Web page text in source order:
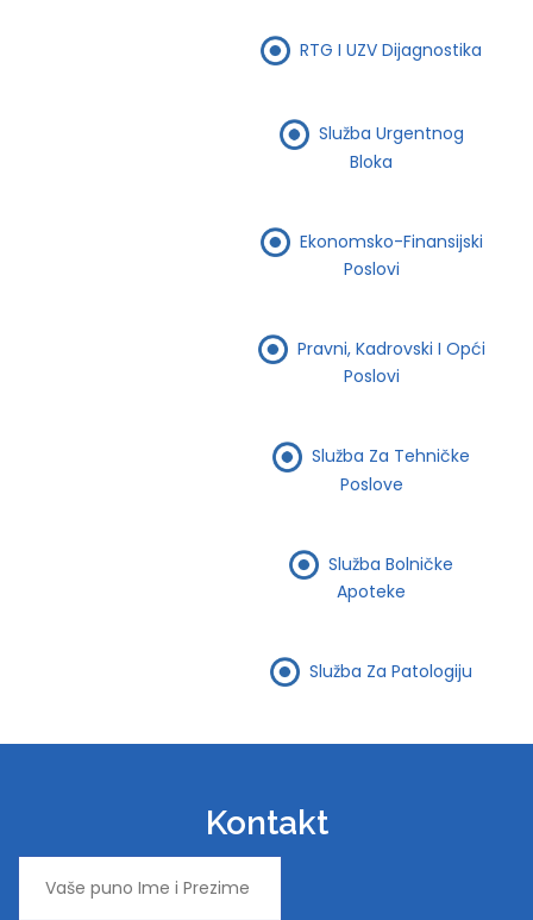
RTG I UZV Dijagnostika
Služba Urgentnog
Bloka
Ekonomsko-Finansijski
Poslovi
Pravni, Kadrovski I Opći
Poslovi
Služba Za Tehničke
Poslove
Služba Bolničke
Apoteke
Služba Za Patologiju
Kontakt